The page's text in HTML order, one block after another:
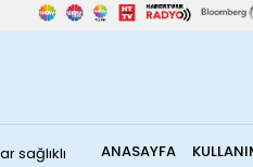
sağlıklı ANASAYFA